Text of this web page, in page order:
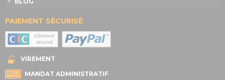
PAIEMENT SÉCURISÉ
VIREMENT
MANDAT ADMINISTRATIF